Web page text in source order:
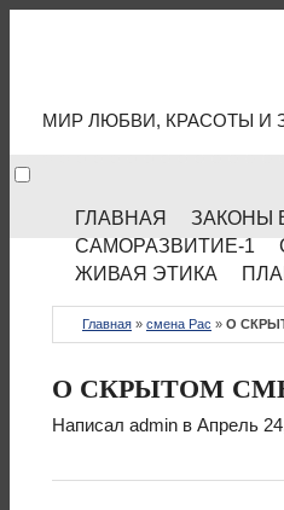
МИР ЛЮБВИ, КРАСОТЫ И
ГЛАВНАЯ ЗАКОНЫ
САМОРАЗВИТИЕ-1
ЖИВАЯ ЭТИКА
Главная » смена Рас » О
О СКРЫТОМ
Написал admin в Апрель